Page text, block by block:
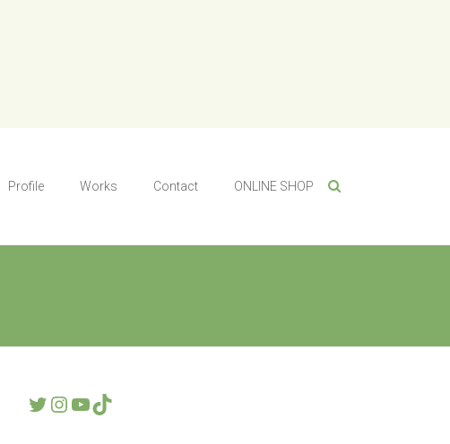
Profile Works Contact ONLINE SHOP
Twitter
Instagram
YouTube